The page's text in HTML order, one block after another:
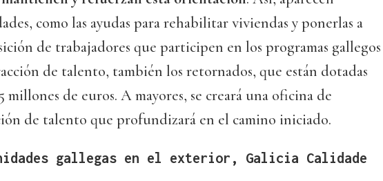
como las ayudas para rehabilitar viviendas y ponerlas a
de trabajadores que participen en los programas gallegos
de talento, también los retornados, que están dotadas
millones de euros. A mayores, se creará una oficina de
de talento que profundizará en el camino iniciado.
gallegas en el exterior, Galicia Calidade